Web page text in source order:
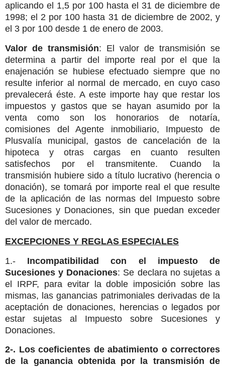
aplicando el 1,5 por 100 hasta el 31 de diciembre de
1998; el 2 por 100 hasta 31 de diciembre de 2002, y
el 3 por 100 desde 1 de enero de 2003.
Valor de transmisión: El valor de transmisión se
determina a partir del importe real por el que la
enajenación se hubiese efectuado siempre que no
resulte inferior al normal de mercado, en cuyo caso
prevalecerá éste. A este importe hay que restar los
impuestos y gastos que se hayan asumido por la
venta como son los honorarios de notaría,
comisiones del Agente inmobiliario, Impuesto de
Plusvalía municipal, gastos de cancelación de la
hipoteca y otras cargas en cuanto resulten
satisfechos por el transmitente. Cuando la
transmisión hubiere sido a título lucrativo (herencia o
donación), se tomará por importe real el que resulte
de la aplicación de las normas del Impuesto sobre
Sucesiones y Donaciones, sin que puedan exceder
del valor de mercado.
EXCEPCIONES Y REGLAS ESPECIALES
1.- Incompatibilidad con el impuesto de
Sucesiones y Donaciones: Se declara no sujetas a
el IRPF, para evitar la doble imposición sobre las
mismas, las ganancias patrimoniales derivadas de la
aceptación de donaciones, herencias o legados por
estar sujetas al Impuesto sobre Sucesiones y
Donaciones.
2-. Los coeficientes de abatimiento o correctores
de la ganancia obtenida por la transmisión de